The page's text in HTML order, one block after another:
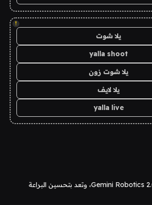
!
يلا شوت
yalla shoot
يلا شوت زون
يلا لايف
yalla live
جوجل تكشف عن Gemini Robotics 2.0، وتعد بتحسين البراعة